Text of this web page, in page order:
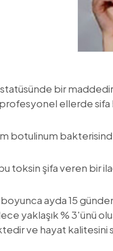
bir
ellerde sifa
botulinum
toksin şifa veren bir
ayda 15
yaklaşık % 3'ünü
ve hayat